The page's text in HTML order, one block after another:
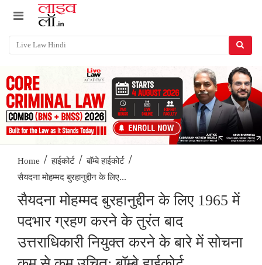
Home / हाईकोर्ट / बॉम्बे हाईकोर्ट /
सैयदना मोहम्मद बुरहानुद्दीन के लिए...
सैयदना मोहम्मद बुरहानुद्दीन के लिए 1965 में
पदभार ग्रहण करने के तुरंत बाद
उत्तराधिकारी नियुक्त करने के बारे में सोचना